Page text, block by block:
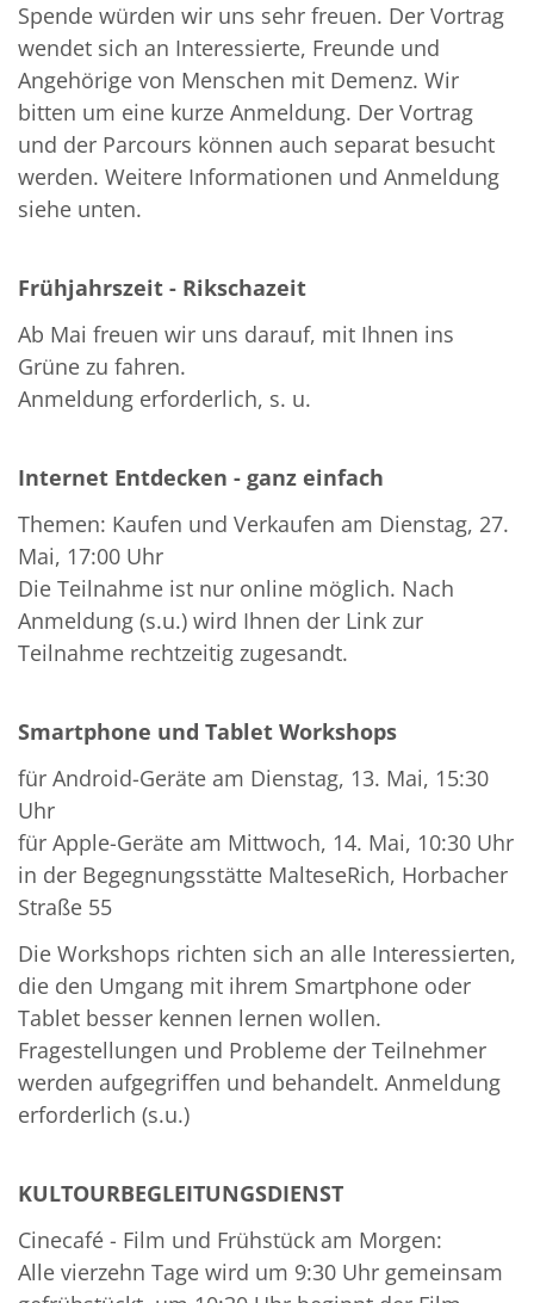
Spende würden wir uns sehr freuen. Der Vortrag
wendet sich an Interessierte, Freunde und
Angehörige von Menschen mit Demenz. Wir
bitten um eine kurze Anmeldung. Der Vortrag
und der Parcours können auch separat besucht
werden. Weitere Informationen und Anmeldung
siehe unten.
Frühjahrszeit - Rikschazeit
Ab Mai freuen wir uns darauf, mit Ihnen ins
Grüne zu fahren.
Anmeldung erforderlich, s. u.
Internet Entdecken - ganz einfach
Themen: Kaufen und Verkaufen am Dienstag, 27.
Mai, 17:00 Uhr
Die Teilnahme ist nur online möglich. Nach
Anmeldung (s.u.) wird Ihnen der Link zur
Teilnahme rechtzeitig zugesandt.
Smartphone und Tablet Workshops
für Android-Geräte am Dienstag, 13. Mai, 15:30
Uhr
für Apple-Geräte am Mittwoch, 14. Mai, 10:30 Uhr
in der Begegnungsstätte MalteseRich, Horbacher
Straße 55
Die Workshops richten sich an alle Interessierten,
die den Umgang mit ihrem Smartphone oder
Tablet besser kennen lernen wollen.
Fragestellungen und Probleme der Teilnehmer
werden aufgegriffen und behandelt. Anmeldung
erforderlich (s.u.)
KULTOURBEGLEITUNGSDIENST
Cinecafé - Film und Frühstück am Morgen:
Alle vierzehn Tage wird um 9:30 Uhr gemeinsam